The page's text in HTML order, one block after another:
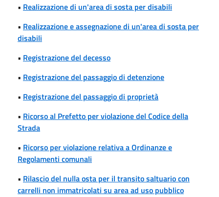
• Realizzazione di un'area di sosta per disabili
• Realizzazione e assegnazione di un'area di sosta per
disabili
• Registrazione del decesso
• Registrazione del passaggio di detenzione
• Registrazione del passaggio di proprietà
• Ricorso al Prefetto per violazione del Codice della
Strada
• Ricorso per violazione relativa a Ordinanze e
Regolamenti comunali
• Rilascio del nulla osta per il transito saltuario con
carrelli non immatricolati su area ad uso pubblico